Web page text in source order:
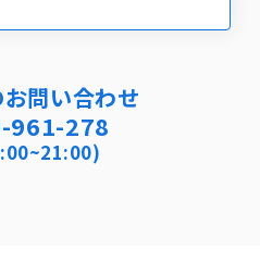
問い合わせ
961-278